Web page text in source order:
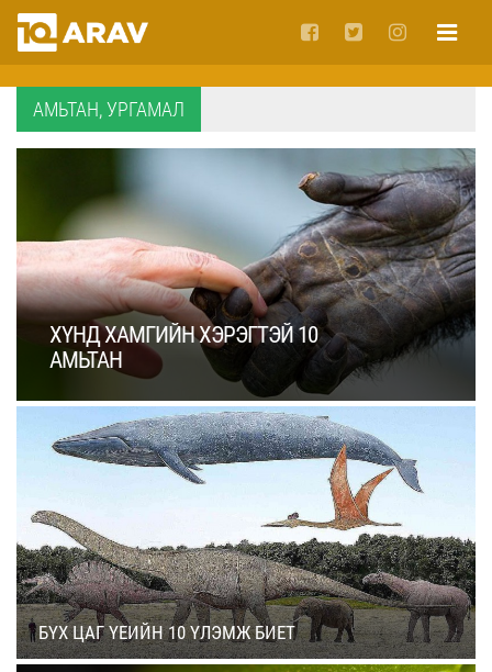
АМЬТАН, УРГАМАЛ
ХҮНД ХАМГИЙН ХЭРЭГТЭЙ 10
АМЬТАН
БҮХ ЦАГ ҮЕИЙН 10 ҮЛЭМЖ БИЕТ